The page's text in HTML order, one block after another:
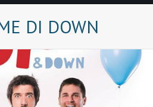
DI DOWN